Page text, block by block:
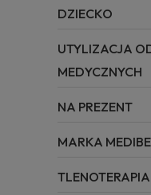
DZIECKO
UTYLIZACJA
MEDYCZNYCH
NA PREZENT
MARKA
TLENOTERAPIA